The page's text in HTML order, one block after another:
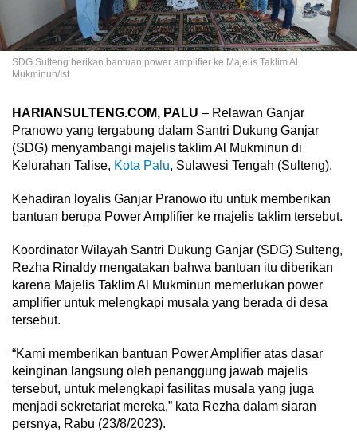
SDG Sulteng berikan bantuan power amplifier ke Majelis Taklim Al
Mukminun/Ist
HARIANSULTENG.COM, PALU – Relawan Ganjar
Pranowo yang tergabung dalam Santri Dukung Ganjar
(SDG) menyambangi majelis taklim Al Mukminun di
Kelurahan Talise, Kota Palu, Sulawesi Tengah (Sulteng).
Kehadiran loyalis Ganjar Pranowo itu untuk memberikan
bantuan berupa Power Amplifier ke majelis taklim tersebut.
Koordinator Wilayah Santri Dukung Ganjar (SDG) Sulteng,
Rezha Rinaldy mengatakan bahwa bantuan itu diberikan
karena Majelis Taklim Al Mukminun memerlukan power
amplifier untuk melengkapi musala yang berada di desa
tersebut.
“Kami memberikan bantuan Power Amplifier atas dasar
keinginan langsung oleh penanggung jawab majelis
tersebut, untuk melengkapi fasilitas musala yang juga
menjadi sekretariat mereka,” kata Rezha dalam siaran
persnya, Rabu (23/8/2023).